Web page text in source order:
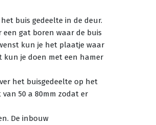
buis gedeelte in de deur.
gat boren waar de buis
kun je het plaatje waar
kun je doen met een hamer
het buisgedeelte op het
50 a 80mm zodat er
De inbouw